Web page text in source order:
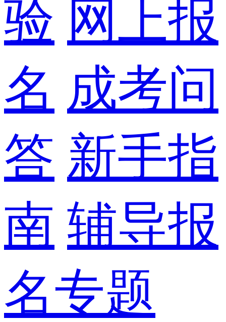
验 网上报
名 成考问
答 新手指
南 辅导报
名专题